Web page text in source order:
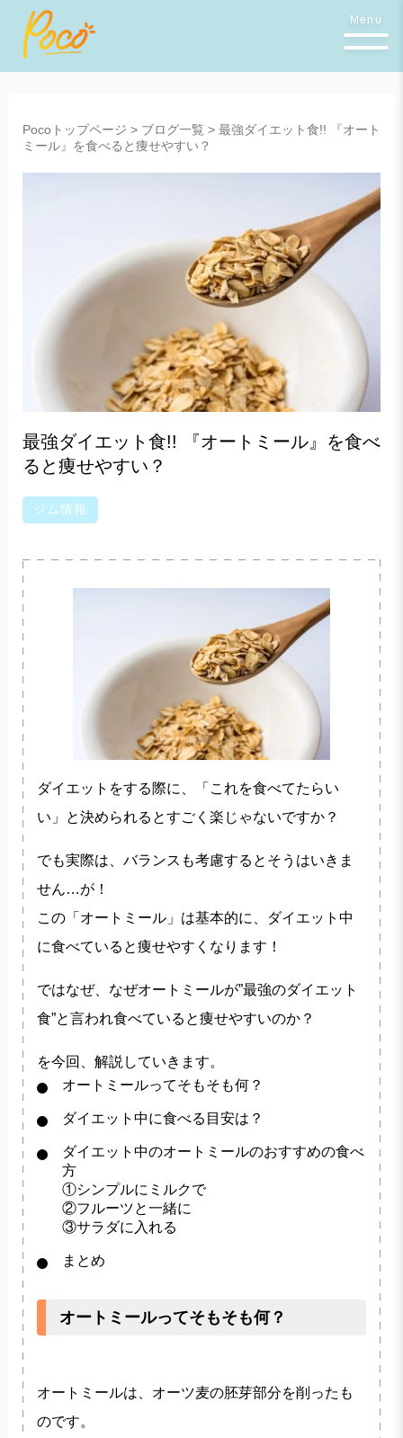
Menu
Pocoトップページ > ブログ一覧 > 最強ダイエット食!! 『オート
ミール』を食べると痩せやすい？
最強ダイエット食!! 『オートミール』を食べ
ると痩せやすい？
ジム情報
ダイエットをする際に、「これを食べてたらい
い」と決められるとすごく楽じゃないですか？
でも実際は、バランスも考慮するとそうはいきま
せん…が！
この「オートミール」は基本的に、ダイエット中
に食べていると痩せやすくなります！
ではなぜ、なぜオートミールが”最強のダイエット
食”と言われ食べていると痩せやすいのか？
を今回、解説していきます。
オートミールってそもそも何？
ダイエット中に食べる目安は？
ダイエット中のオートミールのおすすめの食べ
方
①シンプルにミルクで
②フルーツと一緒に
③サラダに入れる
まとめ
オートミールってそもそも何？
オートミールは、オーツ麦の胚芽部分を削ったも
のです。